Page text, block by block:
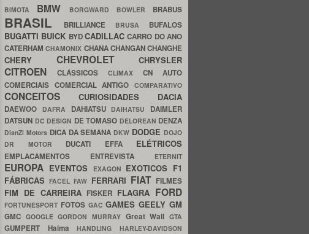
BIMOTA BMW BORGWARD BOWLER BRABUS
BRASIL BRILLIANCE BRUSA BUFALOS
BUGATTI BUICK BYDCADILLACCARRO DO ANO
CATERHAMCHAMONIX CHANACHANGANCHANGHE
CHERY CHEVROLET CHRYSLER
CITROEN CLÁSSICOS CLIMAX CN AUTO
COMERCIAIS COMERCIAL ANTIGOCOMPARATIVO
CONCEITOS CURIOSIDADES DACIA
DAEWOO DAFRA DAHIATSU DAIHATSU DAIMLER
DATSUN DC DESIGN DE TOMASO DELOREAN DENZA
DianZi Motors DICA DA SEMANA DKW DODGE DOJO
DR MOTOR DUCATI EFFA ELÉTRICOS
EMPLACAMENTOS ENTREVISTA ETERNIT
EUROPA EVENTOS EXAGON EXOTICOS F1
FÁBRICASFACELFAW FERRARI FIAT FILMES
FIM DE CARREIRA FISKER FLAGRA FORD
FORTUNESPORT FOTOS GACGAMESGEELYGM
GMC GOOGLEGORDON MURRAY Great WallGTA
GUMPERT HaimaHANDLINGHARLEY-DAVIDSON